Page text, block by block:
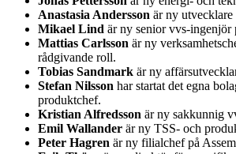
Anastasia Andersson är ny
Mikael Lind är ny senior vvs-ingenjör
Mattias Carlsson är ny
rådgivande roll.
Tobias Sandmark är ny
Stefan Nilsson har startat det egna
produktchef.
Kristian Alfredsson är ny sakkunnig
Emil Wallander är ny TSS- och
Peter Hagren är ny filialchef på